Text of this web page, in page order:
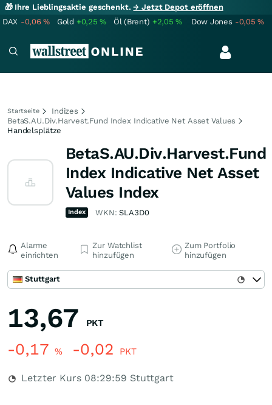
🎁 Ihre Lieblingsaktie geschenkt.→ Jetzt Depot eröffnen
DAX -0,06% Gold +0,25% Öl (Brent) +2,05% Dow Jones -0,05%
Startseite
Indizes
BetaS.AU.Div.Harvest.Fund Index Indicative Net Asset Values
Handelsplätze
BetaS.AU.Div.Harvest.Fund
Index Indicative Net Asset
Values Index
Index WKN:SLA3D0
Alarme
einrichten
Zur Watchlist
hinzufügen
Zum Portfolio
hinzufügen
Stuttgart
13,67 PKT
-0,17 % -0,02 PKT
Letzter Kurs 08:29:59 Stuttgart